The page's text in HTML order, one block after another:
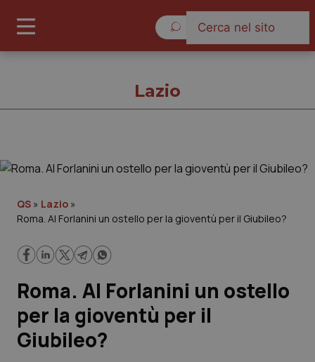
Cronache
Lavoro e Professioni
Scienza e Farmaci
Lazio
QS » Lazio »
Roma. Al Forlanini un ostello per la gioventù per il Giubileo?
Roma. Al Forlanini un ostello
per la gioventù per il
Giubileo?